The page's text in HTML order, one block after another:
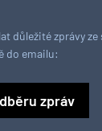
důležité zprávy
do emailu:
zpráv